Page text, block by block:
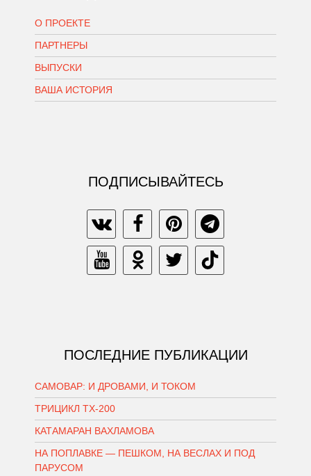
О ПРОЕКТЕ
ПАРТНЕРЫ
ВЫПУСКИ
ВАША ИСТОРИЯ
ПОДПИСЫВАЙТЕСЬ
ПОСЛЕДНИЕ ПУБЛИКАЦИИ
САМОВАР: И ДРОВАМИ, И ТОКОМ
ТРИЦИКЛ ТХ-200
КАТАМАРАН ВАХЛАМОВА
НА ПОПЛАВКЕ — ПЕШКОМ, НА ВЕСЛАХ И ПОД
ПАРУСОМ